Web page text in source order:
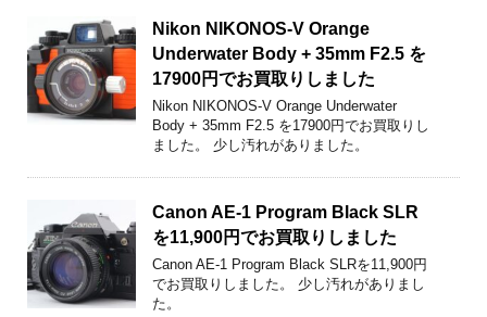
Nikon NIKONOS-V Orange
Underwater Body + 35mm F2.5 を
17900円でお買取りしました
Nikon NIKONOS-V Orange Underwater
Body + 35mm F2.5 を17900円でお買取りし
ました。 少し汚れがありました。
Canon AE-1 Program Black SLR
を11,900円でお買取りしました
Canon AE-1 Program Black SLRを11,900円
でお買取りしました。 少し汚れがありまし
た。